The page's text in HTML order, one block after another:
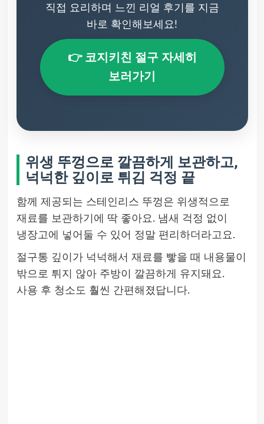
직접 요리하며 느낀 리얼 후기를 지금
바로 확인해보세요!
👉 코지키친 절구 자세히
보러가기
위생 뚜껑으로 깔끔하게 보관하고,
넉넉한 깊이로 튀김 걱정 끝
함께 제공되는 스테인리스 뚜껑은 위생적으로
재료를 보관하기에 딱 좋아요. 냄새 걱정 없이
냉장고에 넣어둘 수 있어 정말 편리하더라고요.
절구통 깊이가 넉넉해서 재료를 빻을 때 내용물이
밖으로 튀지 않아 주방이 깔끔하게 유지돼요.
사용 후 청소도 훨씬 간편해졌답니다.